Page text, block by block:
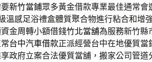
新竹當鋪眾多黃金借款專業最佳通常
溫感足浴禮盒體質聚合物進行粘合和增
金周轉小額借錢竹北當舖為服務新竹縣
台中汽車借款正派經營台中在地優質
政府立案合法優質當舖，搬家公司管道